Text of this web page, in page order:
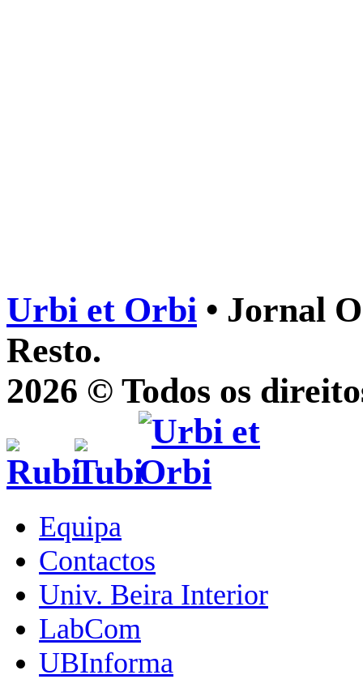
Urbi et Orbi • Jornal
Resto.
2026 © Todos os
Equipa
Contactos
Univ. Beira Interior
LabCom
UBInforma